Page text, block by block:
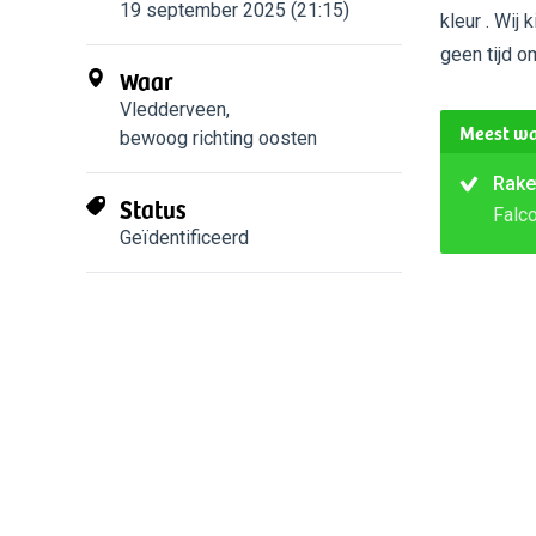
19 september 2025 (21:15)
Waar
Vledderveen,
bewoog richting oosten
Status
Geïdentificeerd
kleur . Wij
geen tijd
Meest